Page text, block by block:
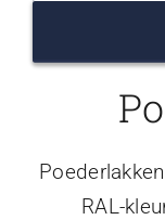
RAL-